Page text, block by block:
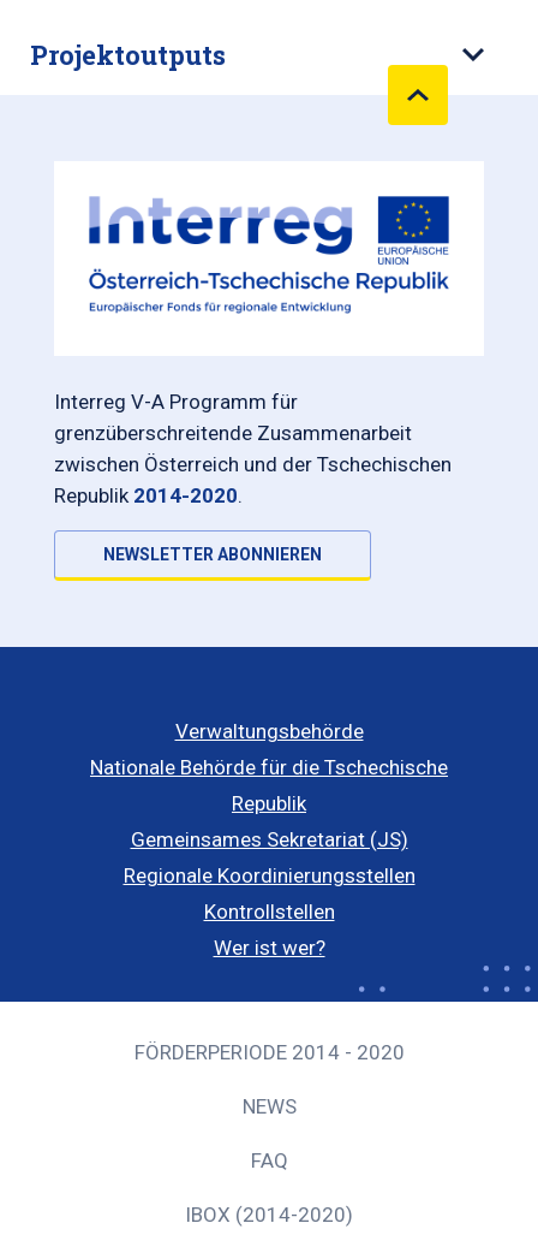
Projektoutputs
Interreg V-A Programm für
grenzüberschreitende Zusammenarbeit
zwischen Österreich und der Tschechischen
Republik 2014-2020.
NEWSLETTER ABONNIEREN
Verwaltungsbehörde
Nationale Behörde für die Tschechische
Republik
Gemeinsames Sekretariat (JS)
Regionale Koordinierungsstellen
Kontrollstellen
Wer ist wer?
FÖRDERPERIODE 2014 - 2020
NEWS
FAQ
IBOX (2014-2020)